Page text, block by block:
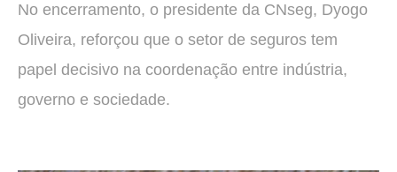
No encerramento, o presidente da CNseg, Dyogo
Oliveira, reforçou que o setor de seguros tem
papel decisivo na coordenação entre indústria,
governo e sociedade.